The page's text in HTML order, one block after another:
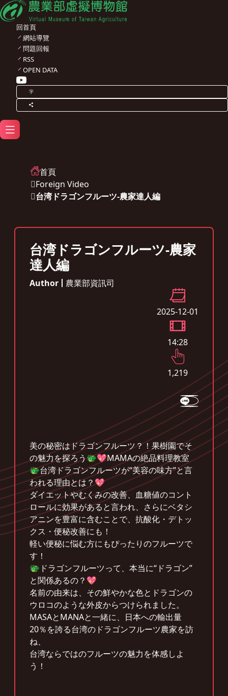
回首頁
網站導覽
問題回報
RSS
OPEN DATA
字
首頁
Foreign Video
台湾ドラゴンフルーツ-農家達人編
台湾ドラゴンフルーツ-農家
達人編
Author 農業部資訊司
2025-12-01
14:28
1,219
美の秘密はドラゴンフルーツ？！果樹園でそ
の魅力を探ろう🐲💖MAMAの絶品料理教室
🐲台湾ドラゴンフルーツが“美容の味方”と言
われる理由とは？💖
ダイエットやむくみの改善、血糖値のコント
ロールに効果があると言われ、さらにベタシ
アニンを豊富に含むことで、抗酸化・デトッ
クス・便秘改善にも！
軽い便秘に悩む方にもぴったりのフルーツで
す！
🐲ドラゴンフルーツって、本当に“ドラゴン”
と関係あるの？💖
名前の由来は、その鮮やかな色とドラゴンの
ウロコのような外皮からつけられました。
MASAとMANAと一緒に、日本への輸出量
20％を誇る台湾のドラゴンフルーツ農家を訪
ね、
台湾ならではのフルーツの魅力を体感しよ
う！